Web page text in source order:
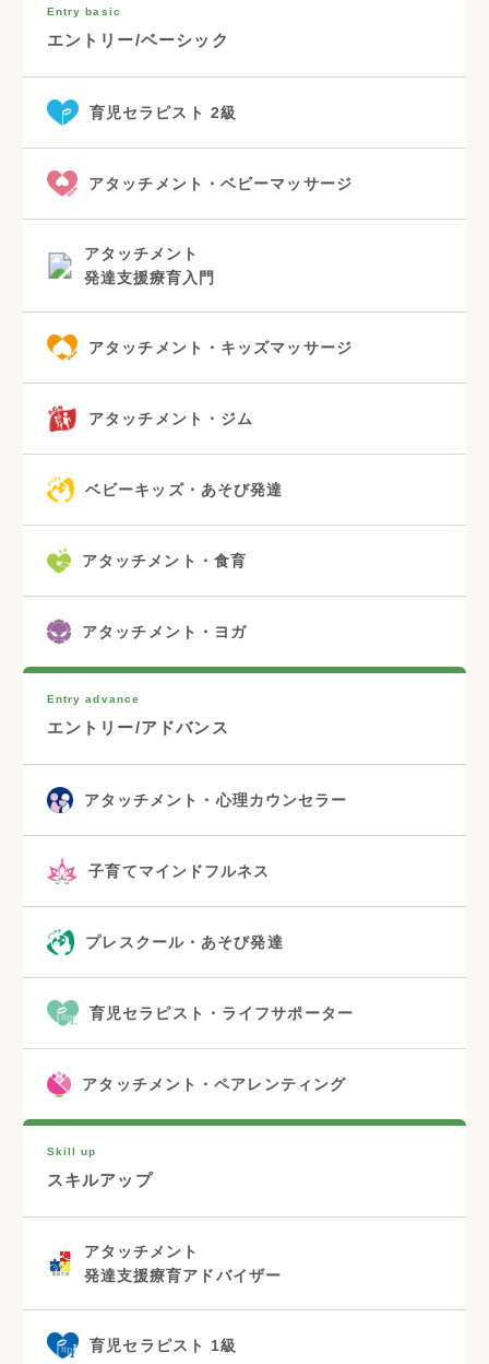
Entry basic
エントリー/ベーシック
育児セラピスト 2級
発達支援療育入門
アタッチメント・キッズマッサージ
アタッチメント・ジム
ベビーキッズ・あそび発達
アタッチメント・食育
Entry advance
エントリー/アドバンス
アタッチメント・心理カウンセラー
子育てマインドフルネス
プレスクール・あそび発達
育児セラピスト・ライフサポーター
Skill up